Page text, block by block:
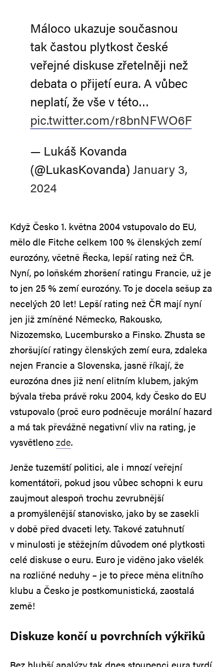
Máloco ukazuje současnou
tak častou plytkost české
veřejné diskuse zřetelněji než
debata o přijetí eura. A vůbec
neplatí, že vše v této…
pic.twitter.com/r8bnNFWO6F
— Lukáš Kovanda
(@LukasKovanda) January 3,
2024
Když Česko 1. května 2004 vstupovalo do EU,
mělo dle Fitche celkem 100 % členských zemí
eurozóny, včetně Řecka, lepší rating než ČR.
Nyní, po loňském zhoršení ratingu Francie, už je
to jen 25 % zemí eurozóny. To je docela sešup za
necelých 20 let! Lepší rating než ČR mají nyní
jen již zmíněné Německo, Rakousko,
Nizozemsko, Lucembursko a Finsko. Zhusta se
zhoršující ratingy členských zemí eura, zdaleka
nejen Francie a Slovenska, jasně říkají, že
eurozóna dnes již není elitním klubem, jakým
bývala třeba právě roku 2004, kdy Česko do EU
vstupovalo (proč euro podněcuje morální hazard
a má tak převážně negativní vliv na rating, je
vysvětlenozde.
Jenže tuzemští politici, ale i mnozí veřejní
komentátoři, pokud jsou vůbec schopni k euru
zaujmout alespoň trochu zevrubnější
a promyšlenější stanovisko, jako by se zasekli
v době před dvaceti lety. Takové zatuhnutí
v minulosti je stěžejním důvodem oné plytkosti
celé diskuse o euru. Euro je viděno jako všelék
na rozličné neduhy – je to přece měna elitního
klubu a Česko je postkomunistická, zaostalá
země!
Diskuze končí u povrchních výkřiků